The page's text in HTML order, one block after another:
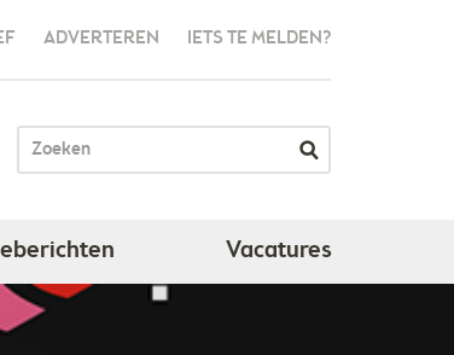
ADVERTEREN IETS TE MELDEN?
Vacatures